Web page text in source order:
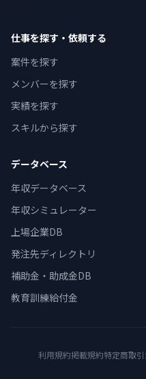
仕事を探す・依頼する
案件を探す
メンバーを探す
実績を探す
スキルから探す
データベース
年収データベース
年収シミュレーター
上場企業DB
発注先ディレクトリ
補助金・助成金DB
教育訓練給付金
利用規約掲載規約特定商取